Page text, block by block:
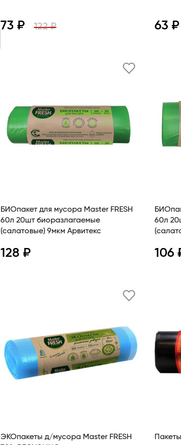
73 ₽ 122 ₽ 63 ₽
БИОпакет для мусора Master FRESH
60л 20шт биоразлагаемые
(салатовые) 9мкм Арвитекс
128 ₽
60л
106
ЭКОпакеты д/мусора Master FRESH